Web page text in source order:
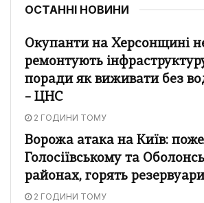
ОСТАННІ НОВИНИ
Окупанти на Херсонщині
ремонтують
поради як виживати без
– ЦНС
2 ГОДИНИ ТОМУ
Ворожа атака на Київ:
Голосіївському та
районах, горять
2 ГОДИНИ ТОМУ